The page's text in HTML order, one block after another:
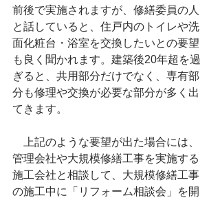
前後で実施されますが、修繕委員の人
と話していると、住戸内のトイレや洗
面化粧台・浴室を交換したいとの要望
も良く聞かれます。建築後20年超を過
ぎると、共用部分だけでなく、専有部
分も修理や交換が必要な部分が多く出
てきます。
上記のような要望が出た場合には、
管理会社や大規模修繕工事を実施する
施工会社と相談して、大規模修繕工事
の施工中に「リフォーム相談会」を開